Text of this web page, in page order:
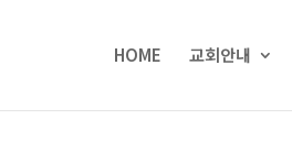
HOME 교회안내